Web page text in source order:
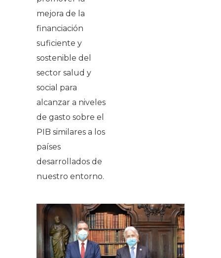
mejora de la
financiación
suficiente y
sostenible del
sector salud y
social para
alcanzar a niveles
de gasto sobre el
PIB similares a los
países
desarrollados de
nuestro entorno.